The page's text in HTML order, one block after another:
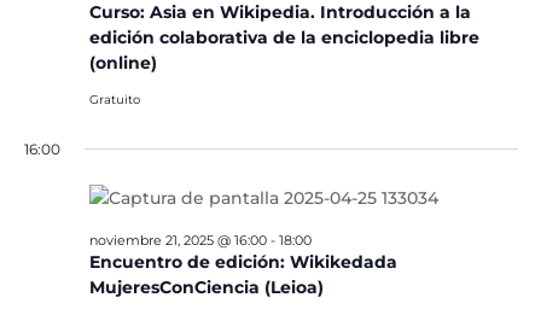
Curso: Asia en Wikipedia. Introducción a la
edición colaborativa de la enciclopedia libre
(online)
Gratuito
16:00
Encuentro de edición: Wikikedada
MujeresConCiencia (Leioa)
noviembre 21, 2025 @ 16:00- 18:00